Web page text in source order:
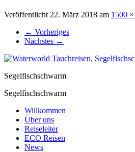
Veröffentlicht 22. März 2018 am 1500
← Vorheriges
Nächstes →
Segelfischschwarm
Segelfischschwarm
Willkommen
Über uns
Reiseleiter
ECO Reisen
News